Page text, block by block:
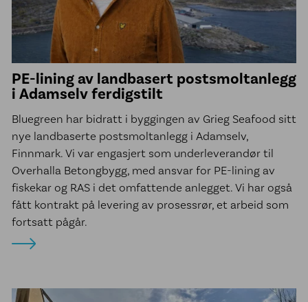
PE-lining av landbasert postsmoltanlegg
i Adamselv ferdigstilt
Bluegreen har bidratt i byggingen av Grieg Seafood sitt
nye landbaserte postsmoltanlegg i Adamselv,
Finnmark. Vi var engasjert som underleverandør til
Overhalla Betongbygg, med ansvar for PE-lining av
fiskekar og RAS i det omfattende anlegget. Vi har også
fått kontrakt på levering av prosessrør, et arbeid som
fortsatt pågår.